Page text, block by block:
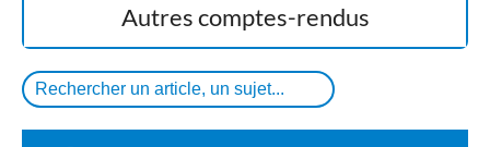
Autres comptes-rendus